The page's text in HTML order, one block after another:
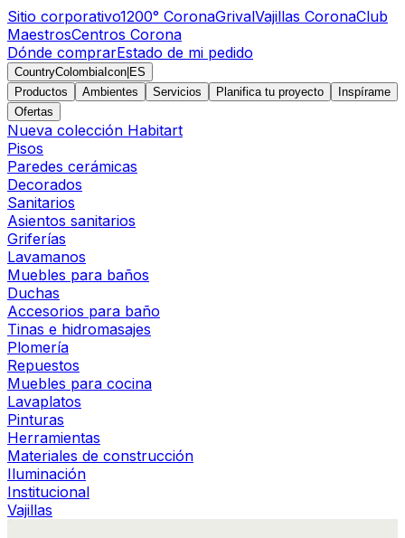
Sitio corporativo1200° CoronaGrivalVajillas CoronaClub
MaestrosCentros Corona
Dónde comprarEstado de mi pedido
CountryColombiaIcon ES
Productos
Ambientes Servicios Planifica tu proyecto
Inspírame
Ofertas
Nueva colección Habitart
Pisos
Paredes cerámicas
Decorados
Sanitarios
Asientos sanitarios
Griferías
Lavamanos
Muebles para baños
Duchas
Accesorios para baño
Tinas e hidromasajes
Plomería
Repuestos
Muebles para cocina
Lavaplatos
Pinturas
Herramientas
Materiales de construcción
Iluminación
Institucional
Vajillas